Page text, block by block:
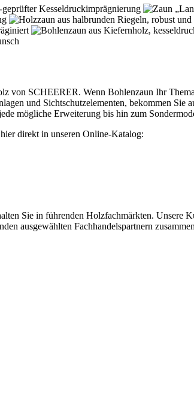
von SCHEERER. Wenn Bohlenzaun Ihr
und Sichtschutzelementen, bekommen
mögliche Erweiterung bis hin zum
direkt in unseren Online-Katalog:
Sie in führenden Holzfachmärkten.
ausgewählten Fachhandelspartnern